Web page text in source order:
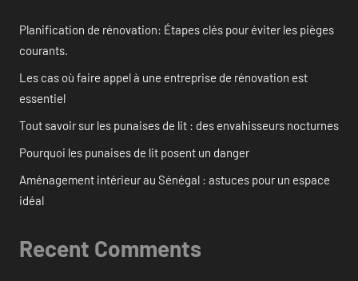
Planification de rénovation: Étapes clés pour éviter les pièges
courants.
Les cas où faire appel à une entreprise de rénovation est
essentiel
Tout savoir sur les punaises de lit : des envahisseurs nocturnes
Pourquoi les punaises de lit posent un danger
Aménagement intérieur au Sénégal : astuces pour un espace
idéal
Recent Comments